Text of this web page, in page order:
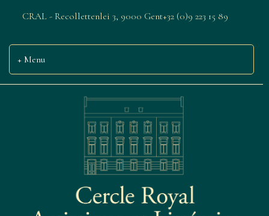
CRAL - Recollettenlei 3, 9000 Gent+32 (0)9 223 15 89
Menu